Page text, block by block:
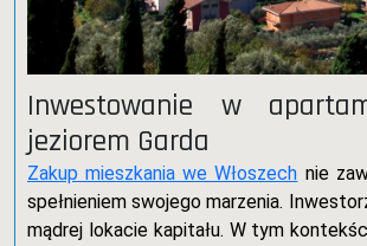
Inwestowanie w
jeziorem Garda
Zakup mieszkania we Włoszech nie
spełnieniem swojego marzenia.
mądrej lokacie kapitału. W tym